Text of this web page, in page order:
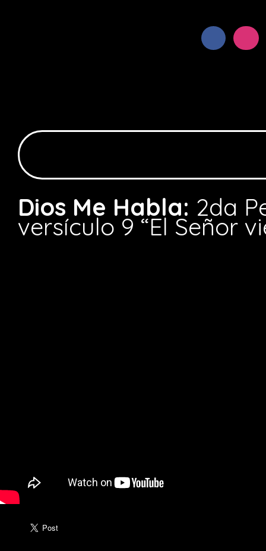
Dios Me Habla: 2da
versículo 9 “El Señor